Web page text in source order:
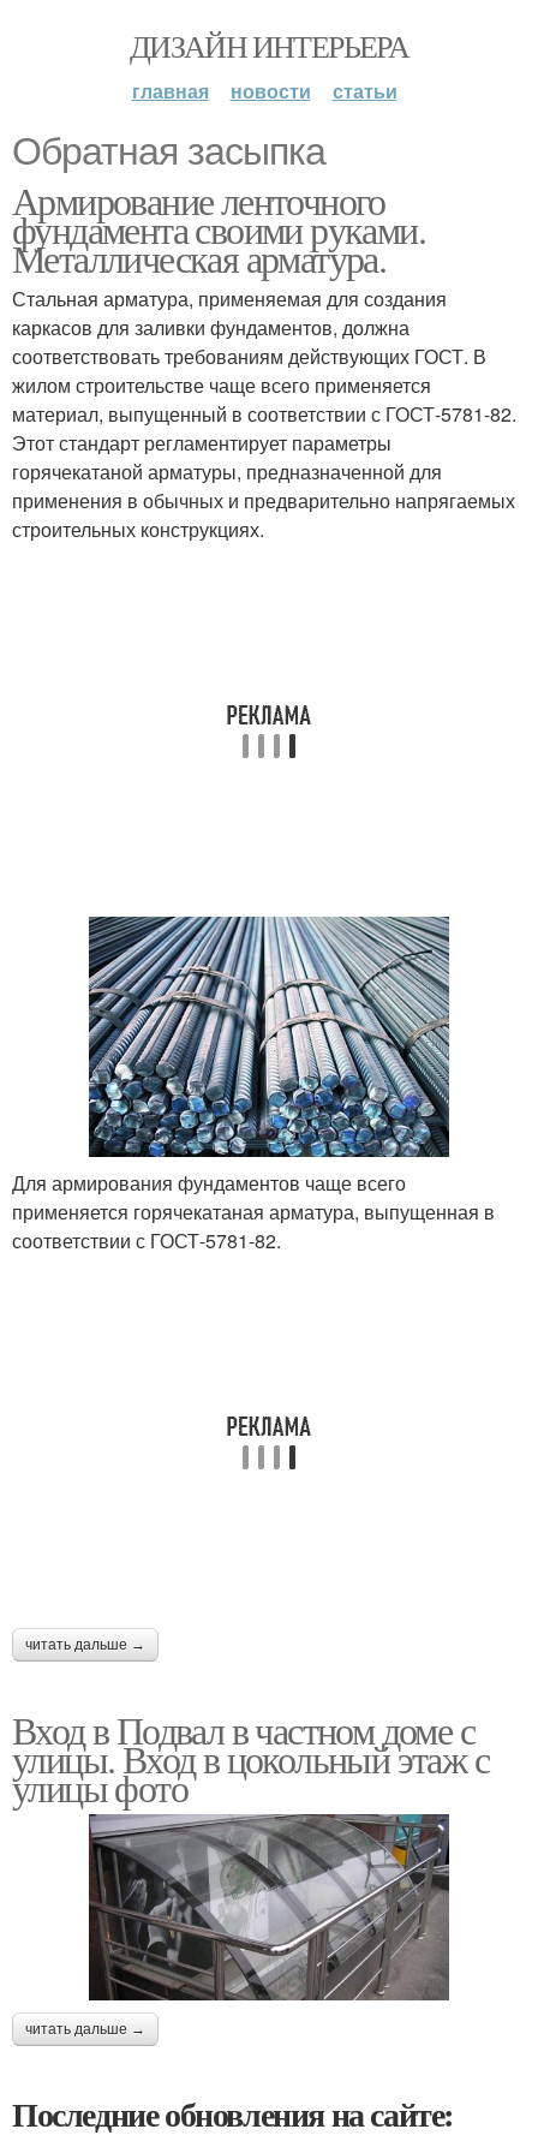
ДИЗАЙН ИНТЕРЬЕРА
главная новости статьи
Обратная засыпка
Армирование ленточного
фундамента своими руками.
Металлическая арматура.
Стальная арматура, применяемая для создания
каркасов для заливки фундаментов, должна
соответствовать требованиям действующих ГОСТ. В
жилом строительстве чаще всего применяется
материал, выпущенный в соответствии с ГОСТ-5781-82.
Этот стандарт регламентирует параметры
горячекатаной арматуры, предназначенной для
применения в обычных и предварительно напрягаемых
строительных конструкциях.
Для армирования фундаментов чаще всего
применяется горячекатаная арматура, выпущенная в
соответствии с ГОСТ-5781-82.
читать дальше →
Вход в Подвал в частном доме с
улицы. Вход в цокольный этаж с
улицы фото
читать дальше →
Последние обновления на сайте: